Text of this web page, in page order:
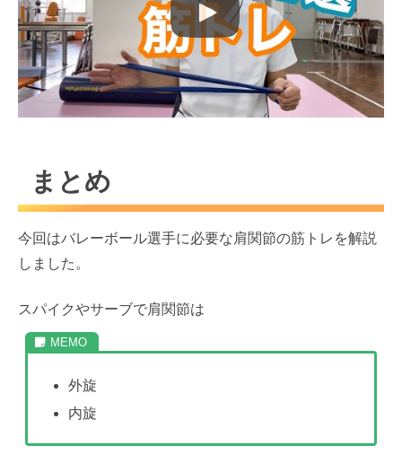
まとめ
今回はバレーボール選手に必要な肩関節の筋トレを解説
しました。
スパイクやサーブで肩関節は
外旋
内旋